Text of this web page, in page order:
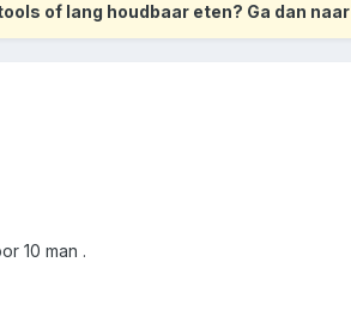
of lang houdbaar eten? Ga dan naar
10 man .